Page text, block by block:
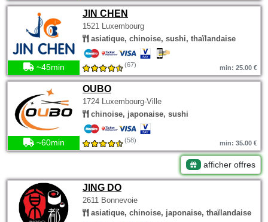
JIN CHEN
1521 Luxembourg
asiatique, chinoise, sushi, thaïlandaise
~45min (67) min: 25.00 €
OUBO
1724 Luxembourg-Ville
chinoise, japonaise, sushi
~60min (58) min: 35.00 €
afficher offres
JING DO
2611 Bonnevoie
asiatique, chinoise, japonaise, thaïlandaise